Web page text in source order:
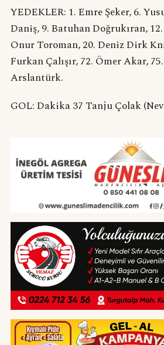
YEDEKLER: 1. Emre Şeker, 6.
Daniş, 9. Batuhan Doğrukıran,
Onur Toroman, 20. Deniz Dirk
Furkan Çalışır, 72. Ömer Akar,
Arslantürk.
GOL: Dakika 37 Tanju Çolak